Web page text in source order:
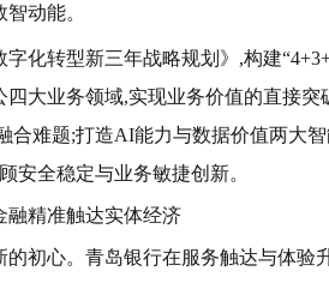
动能。
化转型新三年战略规划》,构建
大业务领域,实现业务价值的直接
合难题;打造AI能力与数据价值两大
安全稳定与业务敏捷创新。
融精准触达实体经济
初心。青岛银行在服务触达与体验